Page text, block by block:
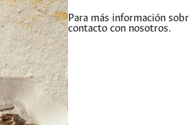
Para más información
contacto con nosotros.